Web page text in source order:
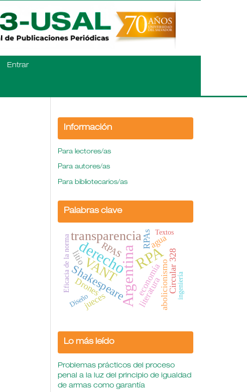
Entrar
Información
Para lectores/as
Para autores/as
Para bibliotecarios/as
Palabras clave
RPA
Argentina
derecho
VANT
transparencia
Shakespeare literaturaabolicionismo
jueces
Drones economía
RPAs
Circular 328
RPAS agua
litio
ingeniería
Diseño
Eficacia de la norma
Textos
Lo más leído
Problemas prácticos del proceso
penal a la luz del principio de igualdad
de armas como garantía